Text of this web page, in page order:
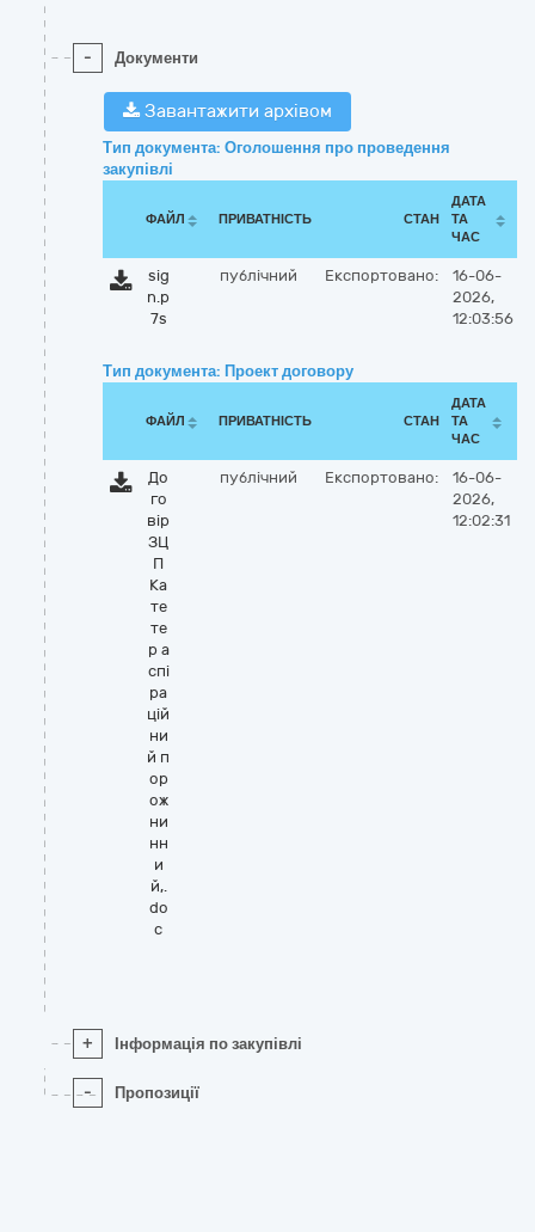
- Документи
Завантажити архівом
Тип документа: Оголошення про проведення
закупівлі
ФАЙЛ ПРИВАТНІСТЬ СТАН
ДАТА
ТА
ЧАС
sig
n.p
7s
публічний Експортовано:
16-06-
2026,
12:03:56
Тип документа: Проект договору
ФАЙЛ ПРИВАТНІСТЬ СТАН
ДАТА
ТА
ЧАС
До
го
вір
ЗЦ
П
Ка
те
те
р а
спі
ра
цій
ни
й п
ор
ож
ни
нн
и
й,.
do
c
публічний Експортовано:
16-06-
2026,
12:02:31
+ Інформація по закупівлі
- Пропозиції